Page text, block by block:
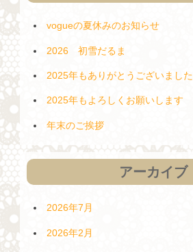
vogueの夏休みのお知らせ
2026 初雪だるま
2025年もありがとうございました
2025年もよろしくお願いします
年末のご挨拶
アーカイブ
2026年7月
2026年2月